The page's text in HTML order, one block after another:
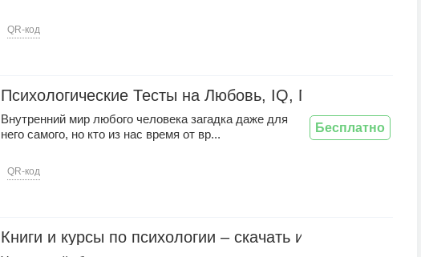
QR-код
Психологические Тесты на Любовь, IQ, Пошлость
Внутренний мир любого человека загадка даже для
него самого, но кто из нас время от вр...
QR-код
Бесплатно
Книги и курсы по психологии – скачать и слушать